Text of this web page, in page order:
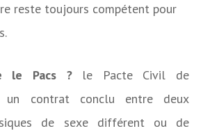
reste toujours compétent pour
le Pacs ?le Pacte Civil de
un contrat conclu entre deux
de sexe différent ou de